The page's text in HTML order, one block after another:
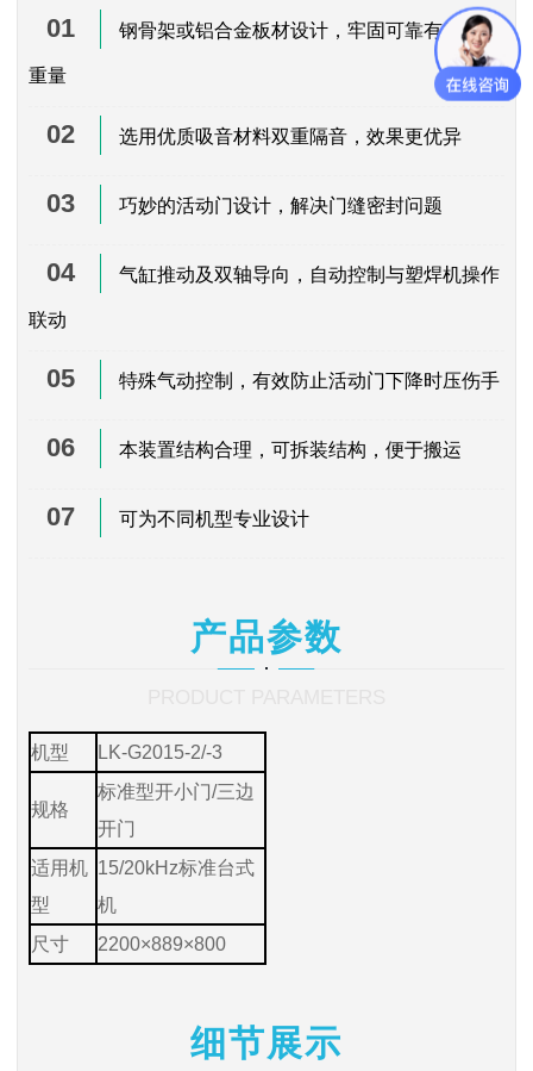
01 钢骨架或铝合金板材设计，牢固可靠有效减轻
重量
02 选用优质吸音材料双重隔音，效果更优异
03 巧妙的活动门设计，解决门缝密封问题
04 气缸推动及双轴导向，自动控制与塑焊机操作
联动
05 特殊气动控制，有效防止活动门下降时压伤手
06 本装置结构合理，可拆装结构，便于搬运
07 可为不同机型专业设计
产品参数
机型 LK-G2015-2/-3
规格
标准型开小门/三边
开门
适用机
型
15/20kHz标准台式
机
尺寸
2200×889×800
细节展示